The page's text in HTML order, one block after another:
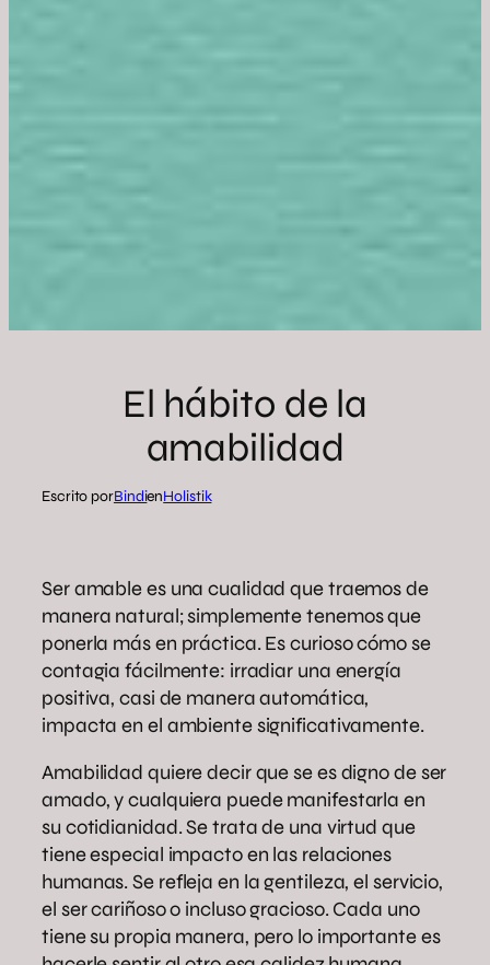
El hábito de la
amabilidad
Escrito porBindienHolistik
Ser amable es una cualidad que traemos de
manera natural; simplemente tenemos que
ponerla más en práctica. Es curioso cómo se
contagia fácilmente: irradiar una energía
positiva, casi de manera automática,
impacta en el ambiente significativamente.
Amabilidad quiere decir que se es digno de ser
amado, y cualquiera puede manifestarla en
su cotidianidad. Se trata de una virtud que
tiene especial impacto en las relaciones
humanas. Se refleja en la gentileza, el servicio,
el ser cariñoso o incluso gracioso. Cada uno
tiene su propia manera, pero lo importante es